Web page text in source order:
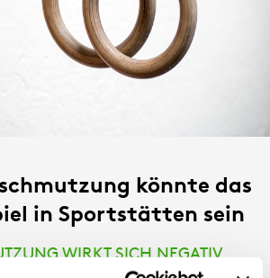
könnte das
in Sportstätten sein
WIRKT SICH NEGATIV